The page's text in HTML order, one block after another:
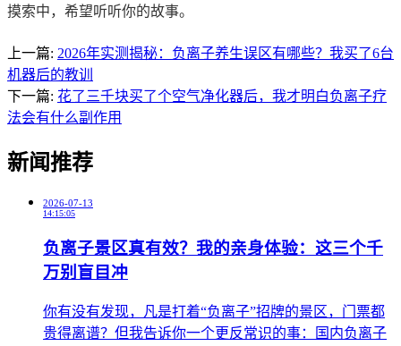
摸索中，希望听听你的故事。
上一篇: 2026年实测揭秘：负离子养生误区有哪些？我买了6台
机器后的教训
下一篇: 花了三千块买了个空气净化器后，我才明白负离子疗
法会有什么副作用
新闻推荐
2026-07-13
14:15:05
负离子景区真有效？我的亲身体验：这三个千
万别盲目冲
​你有没有发现，凡是打着“负离子”招牌的景区，门票都
贵得离谱？但我告诉你一个更反常识的事：国内负离子